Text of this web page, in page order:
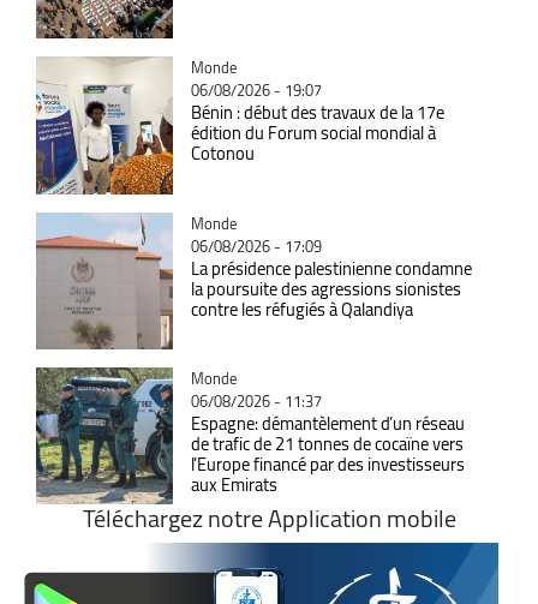
Catégorie
Monde
06/08/2026 - 19:07
Bénin : début des travaux de la 17e
édition du Forum social mondial à
Cotonou
Catégorie
Monde
06/08/2026 - 17:09
La présidence palestinienne condamne
la poursuite des agressions sionistes
contre les réfugiés à Qalandiya
Catégorie
Monde
06/08/2026 - 11:37
Espagne: démantèlement d’un réseau
de trafic de 21 tonnes de cocaïne vers
l’Europe financé par des investisseurs
aux Emirats
Téléchargez notre Application mobile